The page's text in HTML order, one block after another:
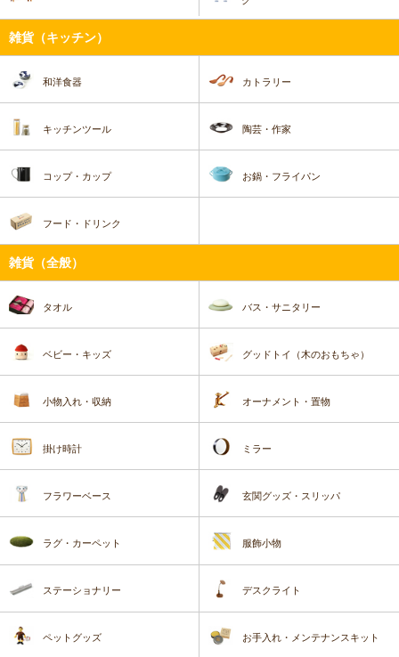
雑貨（キッチン）
和洋食器 カトラリー
キッチンツール 陶芸・作家
コップ・カップ お鍋・フライパン
フード・ドリンク
雑貨（全般）
タオル バス・サニタリー
ベビー・キッズ グッドトイ（木のおもちゃ）
小物入れ・収納 オーナメント・置物
掛け時計 ミラー
フラワーベース 玄関グッズ・スリッパ
ラグ・カーペット 服飾小物
ステーショナリー デスクライト
ペットグッズ お手入れ・メンテナンスキット